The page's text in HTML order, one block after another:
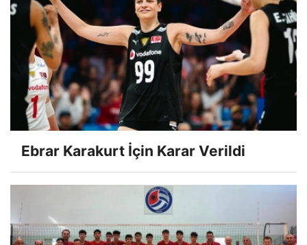
Ebrar Karakurt İçin Karar Verildi